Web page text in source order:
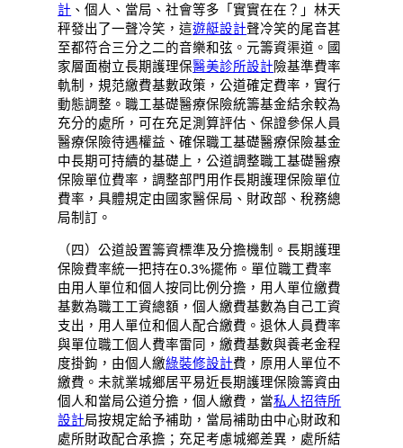
計 、個人、當局、社會等多「實實在在？」林天
秤發出了一聲冷笑，這遊艇設計聲冷笑的尾音甚
至都符合三分之二的音樂和弦。元籌資渠道。國
家層面樹立長期護理保醫美診所設計險基準費率
軌制，規范繳費基數政策，公道確定費率，實行
動態調整。職工基礎醫療保險統籌基金結余較為
充分的處所，可在充足測算評估、保證參保人員
醫療保險待遇權益、確保職工基礎醫療保險基金
中長期可持續的基礎上，公道調整職工基礎醫療
保險單位費率，調整部門用作長期護理保險單位
費率，具體規定由國家醫保局、財政部、稅務總
局制訂。
（四）公道設置籌資標準及分擔機制。長期護理
保險費率統一把持在0.3%擺佈。單位職工費率
由用人單位和個人按同比例分擔，用人單位繳費
基數為職工工資總額，個人繳費基數為自己工資
支出，用人單位和個人配合繳費。退休人員費率
與單位職工個人費率雷同，繳費基數與養老金程
度掛鉤，由個人繳綠裝修設計費，原用人單位不
繳費。未就業城鄉居平易近長期護理保險籌資由
個人和當局公道分擔，個人繳費，當私人招待所
設計局按規定給予補助，當局補助由中心財政和
處所財政配合承擔；充足考慮城鄉差異，處所結